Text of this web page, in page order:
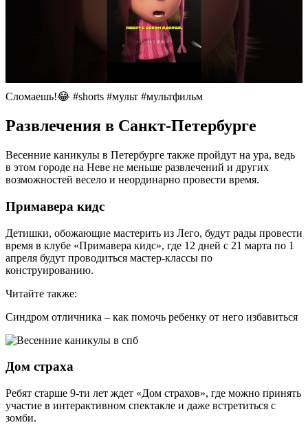
Сломаешь!😂 #shorts #мульт #мультфильм
Развлечения в Санкт-Петербурге
Весенние каникулы в Петербурге также пройдут на ура, ведь
в этом городе на Неве не меньше развлечений и других
возможностей весело и неординарно провести время.
Примавера кидс
Детишки, обожающие мастерить из Лего, будут рады провести
время в клубе «Примавера кидс», где 12 дней с 21 марта по 1
апреля будут проводиться мастер-классы по
конструированию.
Читайте также:
Синдром отличника – как помочь ребенку от него избавиться
Дом страха
Ребят старше 9-ти лет ждет «Дом страхов», где можно принять
участие в интерактивном спектакле и даже встретиться с
зомби.